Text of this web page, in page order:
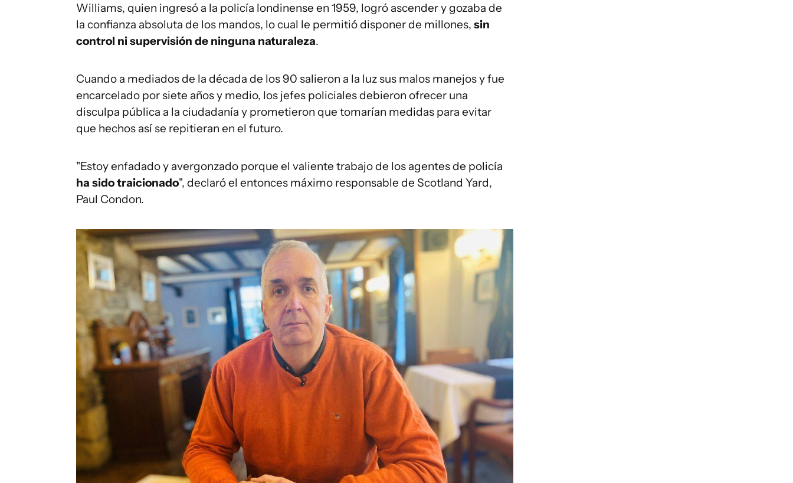
Williams, quien ingresó a la policía londinense en 1959, logró ascender y gozaba de
la confianza absoluta de los mandos, lo cual le permitió disponer de millones, sin
control ni supervisión de ninguna naturaleza.
Cuando a mediados de la década de los 90 salieron a la luz sus malos manejos y fue
encarcelado por siete años y medio, los jefes policiales debieron ofrecer una
disculpa pública a la ciudadanía y prometieron que tomarían medidas para evitar
que hechos así se repitieran en el futuro.
"Estoy enfadado y avergonzado porque el valiente trabajo de los agentes de policía
ha sido traicionado", declaró el entonces máximo responsable de Scotland Yard,
Paul Condon.